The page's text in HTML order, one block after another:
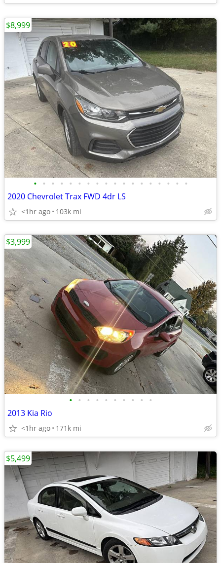
• • • • • • • • • • • • • • • • • •
2020 Chevrolet Trax FWD 4dr LS
<1hr ago 103k mi
$8,999
• • • • • • • • • •
2013 Kia Rio
<1hr ago 171k mi
$3,999
$5,499